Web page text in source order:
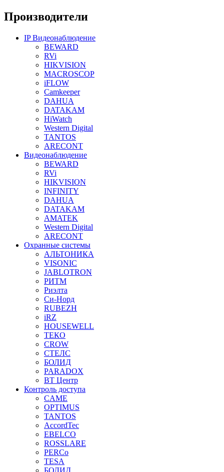
Производители
IP Видеонаблюдение
BEWARD
RVi
HIKVISION
MACROSCOP
iFLOW
Camkeeper
DAHUA
DATAKAM
HiWatch
Western Digital
TANTOS
ARECONT
Видеонаблюдение
BEWARD
RVi
HIKVISION
INFINITY
DAHUA
DATAKAM
AMATEK
Western Digital
ARECONT
Охранные системы
АЛЬТОНИКА
VISONIC
JABLOTRON
РИТМ
Риэлта
Си-Норд
RUBEZH
iRZ
HOUSEWELL
ТЕКО
CROW
СТЕЛС
БОЛИД
PARADOX
ВТ Центр
Контроль доступа
CAME
OPTIMUS
TANTOS
AccordTec
EBELCO
ROSSLARE
PERCo
TESA
БОЛИД